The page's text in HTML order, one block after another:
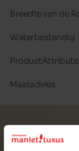
Breedte van de
Waterbestendig
Maatadvies